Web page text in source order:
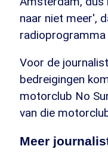
naar niet meer',
radioprogramma
Voor de
bedreigingen
motorclub No
van die
Meer